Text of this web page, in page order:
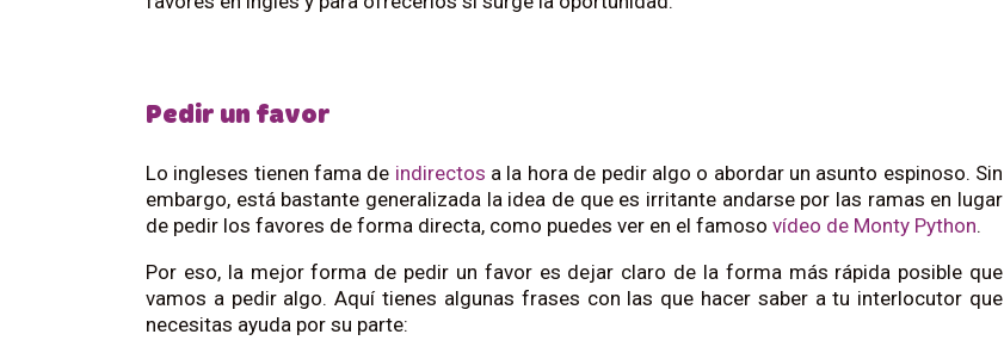
Pedir un favor
Lo ingleses tienen fama de indirectos a la hora de pedir algo o abordar un asunto espinoso. Sin
embargo, está bastante generalizada la idea de que es irritante andarse por las ramas en lugar
de pedir los favores de forma directa, como puedes ver en el famoso vídeo de Monty Python.
Por eso, la mejor forma de pedir un favor es dejar claro de la forma más rápida posible que
vamos a pedir algo. Aquí tienes algunas frases con las que hacer saber a tu interlocutor que
necesitas ayuda por su parte: